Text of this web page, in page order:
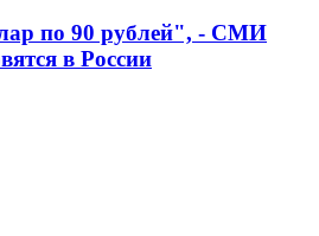
по 90 рублей", - СМИ
в России